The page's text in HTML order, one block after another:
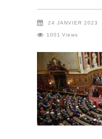
24 JANVIER 2023
1001 Views